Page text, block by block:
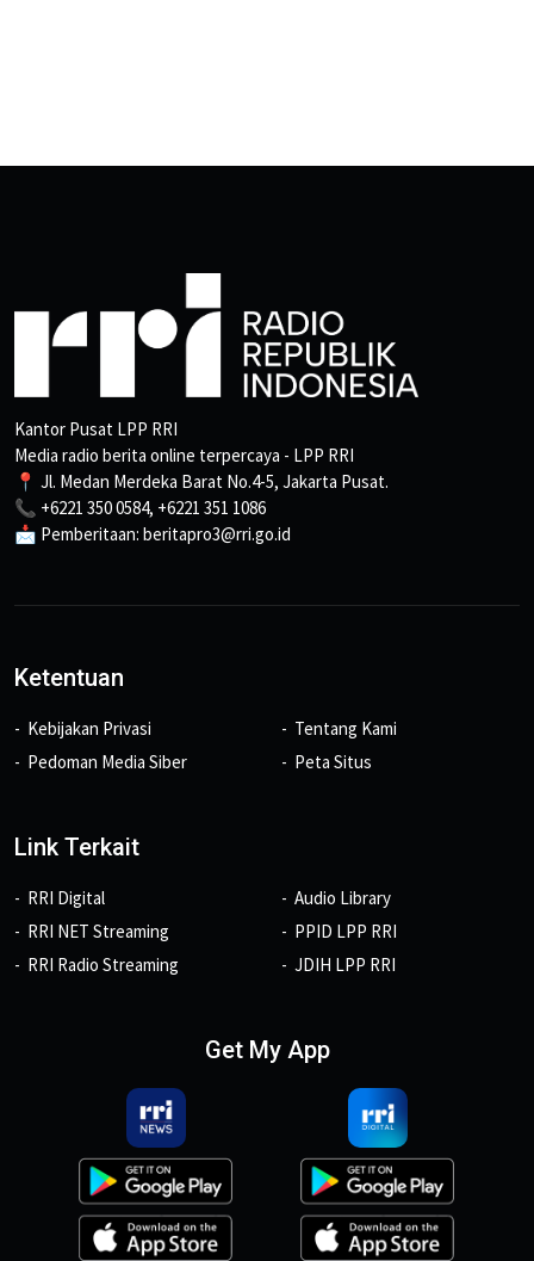
Kantor Pusat LPP RRI
Media radio berita online terpercaya - LPP RRI
📍 Jl. Medan Merdeka Barat No.4-5, Jakarta Pusat.
📞 +6221 350 0584, +6221 351 1086
📩 Pemberitaan: beritapro3@rri.go.id
Ketentuan
Kebijakan Privasi
Pedoman Media Siber
Tentang Kami
Peta Situs
Link Terkait
RRI Digital
RRI NET Streaming
RRI Radio Streaming
Audio Library
PPID LPP RRI
JDIH LPP RRI
Get My App